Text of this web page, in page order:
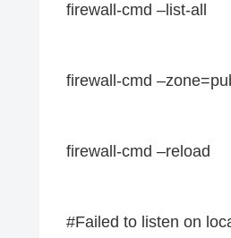
firewall-cmd –list-all
firewall-cmd
firewall-cmd –reload
#Failed to listen on